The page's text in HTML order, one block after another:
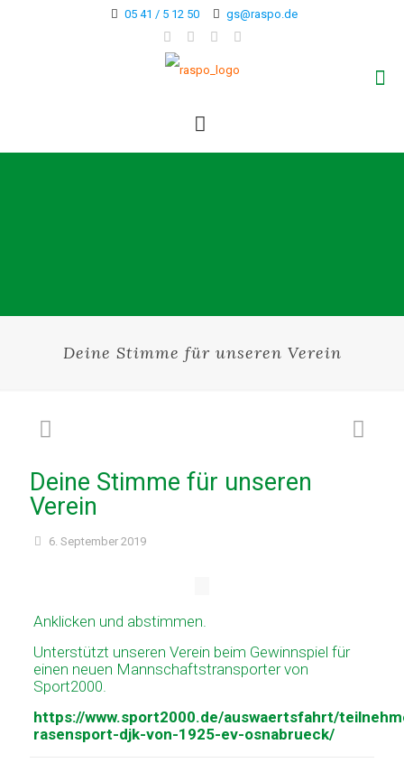
05 41 / 5 12 50 gs@raspo.de
Deine Stimme für unseren Verein
Deine Stimme für unseren
Verein
6. September 2019
Anklicken und abstimmen.
Unterstützt unseren Verein beim Gewinnspiel für
einen neuen Mannschaftstransporter von
Sport2000.
https://www.sport2000.de/auswaertsfahrt/
rasensport-djk-von-1925-ev-osnabrueck/